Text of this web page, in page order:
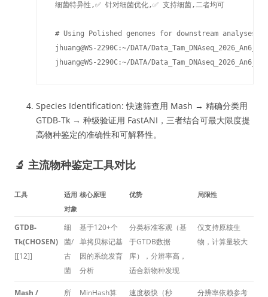
细菌特异性,✅ 针对细菌优化,✅ 支持细菌,二者均可
# Using Polished genomes for downstream analyses
jhuang@WS-2290C:~/DATA/
jhuang@WS-2290C:~/DATA/
Species Identification: 快速筛查用 Mash → 精确分类用
GTDB-Tk → 种级验证用 FastANI，三者结合可最大限度提
高物种鉴定的准确性和可解释性。
🔬 主流物种鉴定工具对比
工具
适用
对象
核心原理 优势 局限性
GTDB-
Tk(CHOSEN)
[[12]]
细
菌/
古
菌
基于120+个
单拷贝标记基
因的系统发育
分析
分类标准客观（基
于GTDB数据
库），分辨率高，
适合新物种发现
仅支持原核生
物，计算量较大
Mash /
所
MinHash算
速度极快（秒
分辨率依赖参考